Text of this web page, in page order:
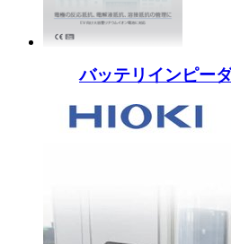
バッテリインピー